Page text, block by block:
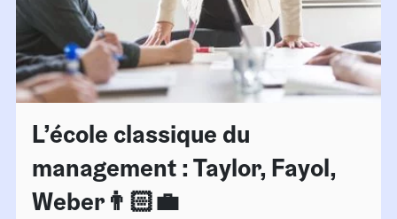
L’école classique du
management : Taylor, Fayol,
Weber👨🏻‍💼